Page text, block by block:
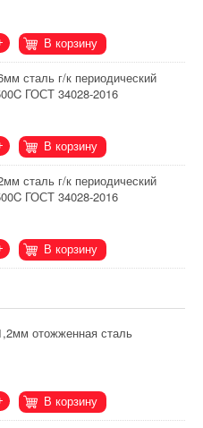
В корзину
сталь г/к периодический
ГОСТ 34028-2016
В корзину
сталь г/к периодический
ГОСТ 34028-2016
В корзину
отожженная сталь
В корзину